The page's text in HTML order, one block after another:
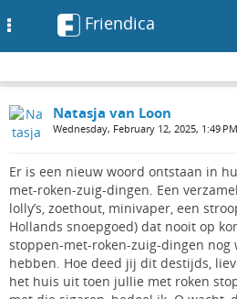
Friendica
Natasja van Loon
Wednesday, February 12, 2025, 1:49 PM
Er is een nieuw woord ontstaan in
met-roken-zuig-dingen. Een
lolly’s, zoethout, minivaper, een
Hollands snoepgoed) dat nooit op
stoppen-met-roken-zuig-dingen nog
hebben. Hoe deed jij dit destijds,
het huis uit toen jullie met roken